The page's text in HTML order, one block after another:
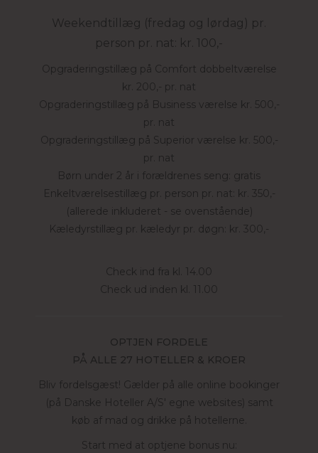
Weekendtillæg (fredag og lørdag) pr.
person pr. nat: kr. 100,-
Opgraderingstillæg på Comfort dobbeltværelse
kr. 200,- pr. nat
Opgraderingstillæg på Business værelse kr. 500,-
pr. nat
Opgraderingstillæg på Superior værelse kr. 500,-
pr. nat
Børn under 2 år i forældrenes seng: gratis
Enkeltværelsestillæg pr. person pr. nat: kr. 350,-
(allerede inkluderet - se ovenstående)
Kæledyrstillæg pr. kæledyr pr. døgn: kr. 300,-
Check ind fra kl. 14.00
Check ud inden kl. 11.00
OPTJEN FORDELE
PÅ ALLE 27 HOTELLER & KROER
Bliv fordelsgæst! Gælder på alle online bookinger
(på Danske Hoteller A/S' egne websites) samt
køb af mad og drikke på hotellerne.
Start med at optjene bonus nu: